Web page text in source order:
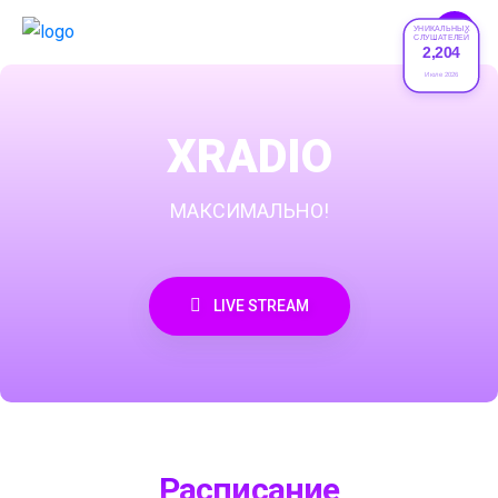
УНИКАЛЬНЫХ
СЛУШАТЕЛЕЙ
2,204
Июле 2026
XRADIO
МАКСИМАЛЬНО!
LIVE STREAM
Расписание